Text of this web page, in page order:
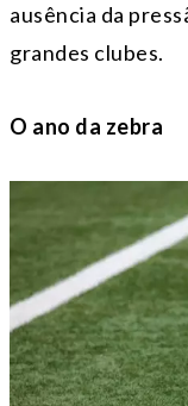
ausência da
grandes clubes.
O ano da zebra